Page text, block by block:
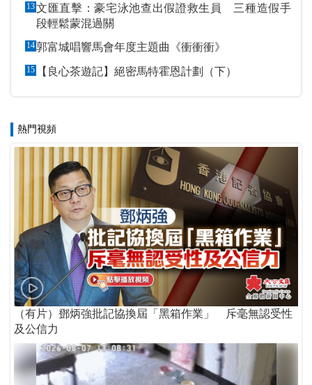
13文匯直擊：豪宅泳池查出假證救生員 三種造假手
段輕鬆蒙混過關
14郭富城唱響馬會年度主題曲《衝衝衝》
15 【良心茶遊記】絕密馬特霍恩計劃（下）
熱門視頻
（有片）鄧炳強批記協換屆「黑箱作業」 斥毫無認受性
及公信力